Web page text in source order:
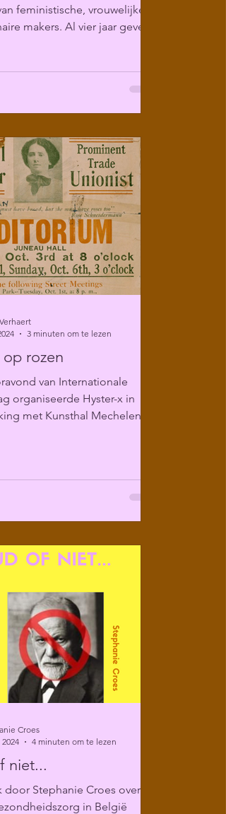
feministische, vrouwelijke
makers. Al vier jaar geven
rozen
van Internationale
organiseerde Hyster-x in
met Kunsthal Mechelen
3 minuten om te lezen
niet...
door Stephanie Croes over
in België
Croes
4 minuten om te lezen